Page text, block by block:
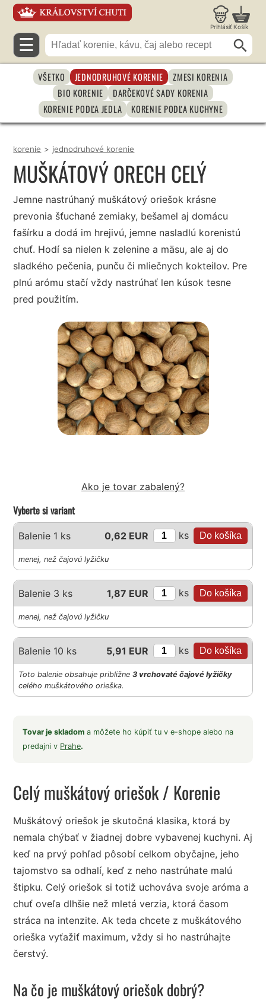
Prihlásiť Košík
☰
VŠETKO JEDNODRUHOVÉ KORENIE
ZMESI KORENIA
BIO KORENIE
DARČEKOVÉ SADY KORENIA
KORENIE PODĽA JEDLA
KORENIE PODĽA KUCHYNE
korenie > jednodruhové korenie
MUŠKÁTOVÝ ORECH CELÝ
Jemne nastrúhaný muškátový oriešok krásne
prevonia šťuchané zemiaky, bešamel aj domácu
fašírku a dodá im hrejivú, jemne nasladlú korenistú
chuť. Hodí sa nielen k zelenine a mäsu, ale aj do
sladkého pečenia, punču či mliečnych kokteilov. Pre
plnú arómu stačí vždy nastrúhať len kúsok tesne
pred použitím.
Ako je tovar zabalený?
Vyberte si variant
Balenie 1 ks 0,62 EUR ks
menej, než čajovú lyžičku
Balenie 3 ks 1,87 EUR ks
menej, než čajovú lyžičku
Balenie 10 ks 5,91 EUR ks
Toto balenie obsahuje približne3 vrchovaté čajové lyžičky
celého muškátového orieška.
Tovar je skladoma môžete ho kúpiť tu v e-shope alebo na
predajni v Prahe.
Celý muškátový oriešok/ Korenie
Muškátový oriešok je skutočná klasika, ktorá by
nemala chýbať v žiadnej dobre vybavenej kuchyni. Aj
keď na prvý pohľad pôsobí celkom obyčajne, jeho
tajomstvo sa odhalí, keď z neho nastrúhate malú
štipku. Celý oriešok si totiž uchováva svoje aróma a
chuť oveľa dlhšie než mletá verzia, ktorá časom
stráca na intenzite. Ak teda chcete z muškátového
orieška vyťažiť maximum, vždy si ho nastrúhajte
čerstvý.
Na čo je muškátový oriešok dobrý?